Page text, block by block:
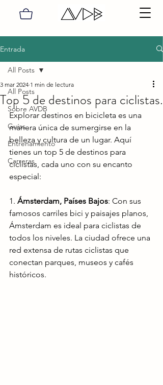
Entrada
All Posts
Sobre AVDB
Guías
Entrenamiento
Carreras
All Posts
Top 5 de destinos para ciclistas.
3 mar 2024 1 min de lectura
Explorar destinos en bicicleta es una
manera única de sumergirse en la
belleza y cultura de un lugar. Aquí
tienes un top 5 de destinos para
ciclistas, cada uno con su encanto
especial:
1. Ámsterdam, Países Bajos: Con sus
famosos carriles bici y paisajes planos,
Ámsterdam es ideal para ciclistas de
todos los niveles. La ciudad ofrece una
red extensa de rutas ciclistas que
conectan parques, museos y cafés
históricos.